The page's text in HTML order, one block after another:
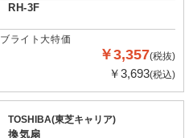
RH-3F
ブライト大特価
￥3,357(税抜)
￥3,693(税込)
TOSHIBA(東芝キャリア)
換気扇